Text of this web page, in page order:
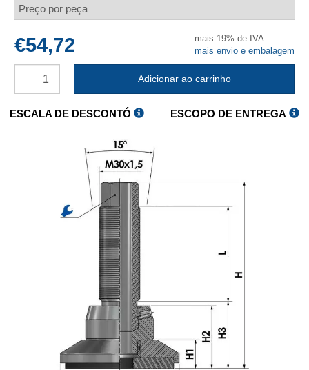
Preço por peça
€54,72
mais 19% de IVA
mais envio e embalagem
Adicionar ao carrinho
ESCALA DE DESCONTÓ ESCOPO DE ENTREGA